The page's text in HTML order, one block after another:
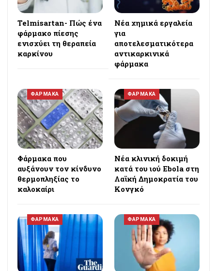
Telmisartan- Πώς ένα
φάρμακο πίεσης
ενισχύει τη θεραπεία
καρκίνου
Νέα χημικά εργαλεία
για
αποτελεσματικότερα
αντικαρκινικά
φάρμακα
ΦΑΡΜΑΚΑ
Φάρμακα που
αυξάνουν τον κίνδυνο
θερμοπληξίας το
καλοκαίρι
ΦΑΡΜΑΚΑ
Νέα κλινική δοκιμή
κατά του ιού Ebola στη
Λαϊκή Δημοκρατία του
Κονγκό
ΦΑΡΜΑΚΑ ΦΑΡΜΑΚΑ